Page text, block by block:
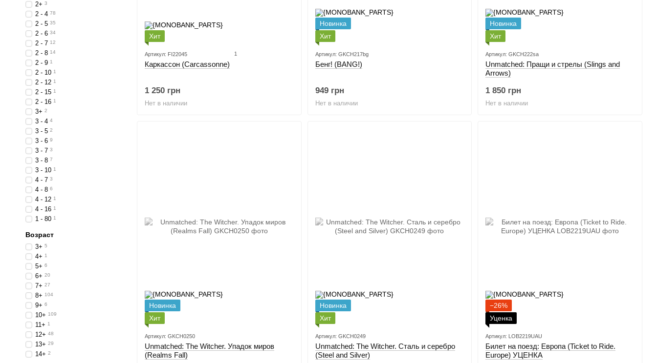
Хит
Артикул: FI22045 1
Каркассон (Carcassonne)
1 250 грн
Нет в наличии
Новинка
Хит
Артикул: GKCH217bg
Бенг! (BANG!)
949 грн
Нет в наличии
Новинка
Хит
Артикул: GKCH222sa
Unmatched: Пращи и стрелы (Slings and
Arrows)
1 850 грн
Нет в наличии
Новинка
Хит
Артикул: GKCH0250
Unmatched: The Witcher. Упадок миров
(Realms Fall)
Новинка
Хит
Артикул: GKCH0249
Unmatched: The Witcher. Сталь и серебро
(Steel and Silver)
−26%
Уценка
Артикул: LOB2219UAU
Билет на поезд: Европа (Ticket to Ride.
Europe) УЦЕНКА
2+ 3
2 - 4 78
2 - 5 35
2 - 6 34
2 - 7 12
2 - 8 14
2 - 9 1
2 - 10 1
2 - 12 1
2 - 15 1
2 - 16 1
3+ 2
3 - 4 4
3 - 5 2
3 - 6 9
3 - 7 3
3 - 8 7
3 - 10 1
4 - 7 3
4 - 8 6
4 - 12 1
4 - 16 1
1 - 80 1
Возраст
3+ 5
4+ 1
5+ 6
6+ 20
7+ 27
8+ 104
9+ 6
10+ 109
11+ 1
12+ 48
13+ 29
14+ 2